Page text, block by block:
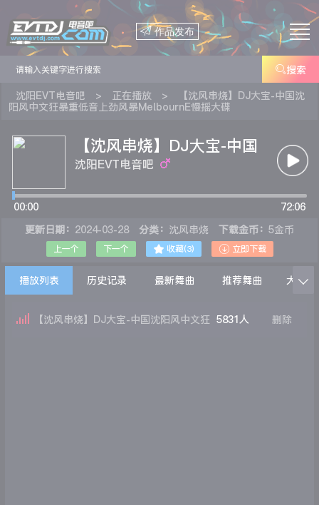
作品发布
搜索
沈阳EVT电音吧 > 正在播放 >
【沈风串烧】DJ大宝-中国沈
阳风中文狂暴重低音上劲风暴MelbournE慢摇大碟
【沈风串烧】DJ大宝-中国
沈阳风中文狂暴重低音上劲
沈阳EVT电音吧
00:00
72:06
更新日期： 2024-03-28 分类： 沈风串烧 下载金币： 5金币
上一个 下一个  收藏(3)  立即下载
播放列表 历史记录 最新舞曲 推荐舞曲 大家在

【沈风串烧】DJ大宝-中国沈阳风中文狂 5831人 删除